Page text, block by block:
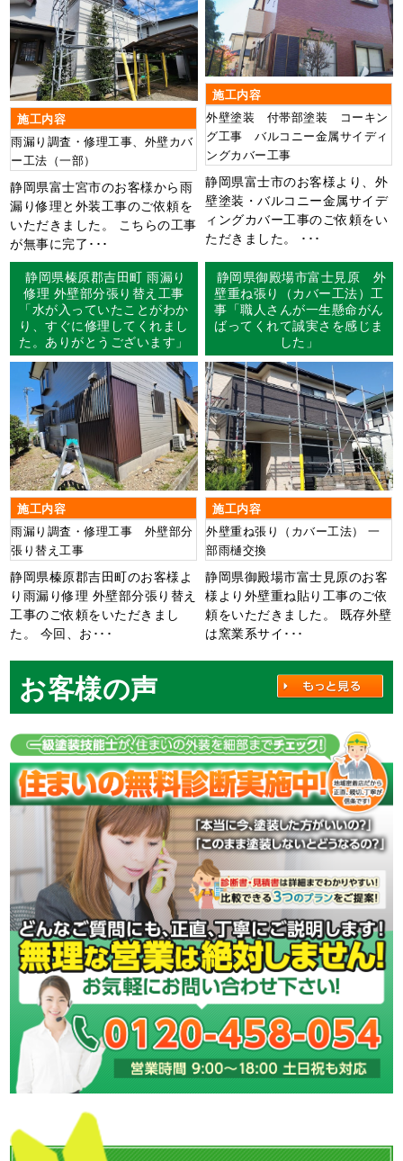
施工内容
雨漏り調査・修理工事、外壁カバ
ー工法（一部）
静岡県富士宮市のお客様から雨
漏り修理と外装工事のご依頼を
いただきました。 こちらの工事
が無事に完了･･･
施工内容
外壁塗装 付帯部塗装 コーキン
グ工事 バルコニー金属サイディ
ングカバー工事
静岡県富士市のお客様より、外
壁塗装・バルコニー金属サイデ
ィングカバー工事のご依頼をい
ただきました。 ･･･
静岡県榛原郡吉田町 雨漏り
修理 外壁部分張り替え工事
「水が入っていたことがわか
り、すぐに修理してくれまし
た。ありがとうございます」
施工内容
雨漏り調査・修理工事 外壁部分
張り替え工事
静岡県榛原郡吉田町のお客様よ
り雨漏り修理 外壁部分張り替え
工事のご依頼をいただきまし
た。 今回、お･･･
静岡県御殿場市富士見原 外
壁重ね張り（カバー工法）工
事「職人さんが一生懸命がん
ばってくれて誠実さを感じま
した」
施工内容
外壁重ね張り（カバー工法） 一
部雨樋交換
静岡県御殿場市富士見原のお客
様より外壁重ね貼り工事のご依
頼をいただきました。 既存外壁
は窯業系サイ･･･
お客様の声